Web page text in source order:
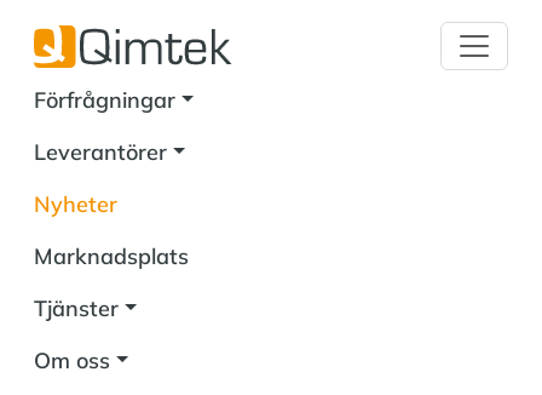
Förfrågningar
Leverantörer
Nyheter
Marknadsplats
Tjänster
Om oss